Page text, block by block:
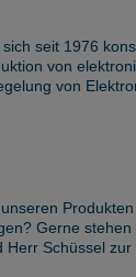
seit 1976
von
von
Gerne stehen
Herr Schüssel zur